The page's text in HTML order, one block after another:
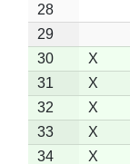
28
29
30
X
31
X
32
X
33
X
34
X